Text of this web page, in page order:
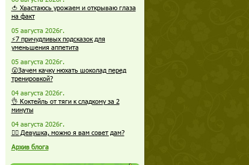
🍅 Хвастаюсь урожаем и открываю глаза
на факт
05 августа 2026г.
⚡7 причудливых подсказок для
уменьшения аппетита
05 августа 2026г.
😮Зачем качку нюхать шоколад перед
тренировкой?
04 августа 2026г.
👌 Коктейль от тяги к сладкому за 2
минуты
04 августа 2026г.
🏋️‍♀️ Девушка, можно я вам совет дам?
Архив блога